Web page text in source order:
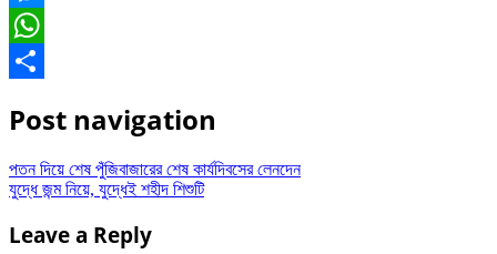
Messenger
WhatsApp
Post navigation
পতন দিয়ে শেষ পুঁজিবাজারের শেষ কার্যদিবসের লেনদেন
যুদ্ধে জন্ম নিয়ে, যুদ্ধেই শহীদ শিশুটি
Leave a Reply